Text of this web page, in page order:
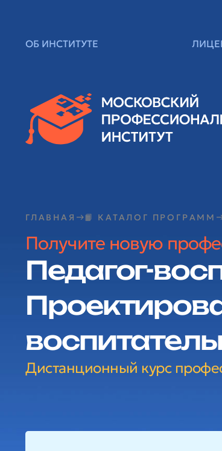
ОБ ИНСТИТУТЕ
ГЛАВНАЯ 📙 КАТАЛОГ ПРОГРАММ
Получите новую
Педагог-
Дистанционный курс